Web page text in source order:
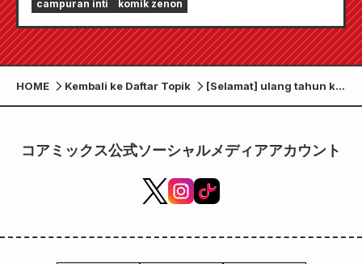
menghibur Anda sepenuhnya, termasuk "Pilih
bab gratis pertama Anda" dan "Pembaruan
harian"!
campuran inti komik zenon
HOME Kembali ke Daftar Topik
[Selamat] ulang tahun ke
13!! “Komik Bulanan
Rabu, 25 Oktober!!
コアミックス公式ソーシャルメディアアカウント